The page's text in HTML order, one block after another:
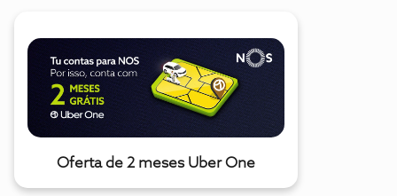
Oferta de 2 meses Uber One